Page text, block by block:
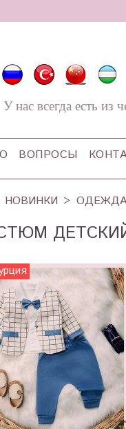
У нас всегда есть из
ВОПРОСЫ
НОВИНКИ
ДЕТСКИЙ